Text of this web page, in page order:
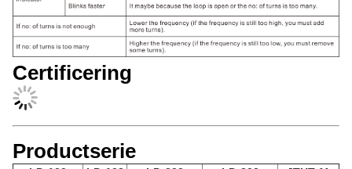
Certificering
Productserie